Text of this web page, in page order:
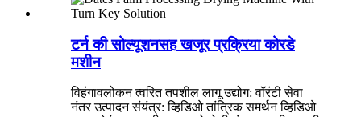
टर्न की सोल्यूशनसह खजूर प्रक्रिया कोरडे
मशीन
विहंगावलोकन त्वरित तपशील लागू उद्योग: वॉरंटी सेवा
नंतर उत्पादन संयंत्र: व्हिडिओ तांत्रिक समर्थन व्हिडिओ